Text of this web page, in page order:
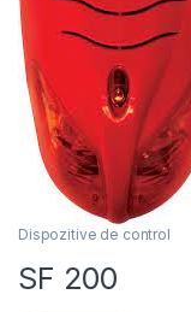
Dispozitive de control
SF 200